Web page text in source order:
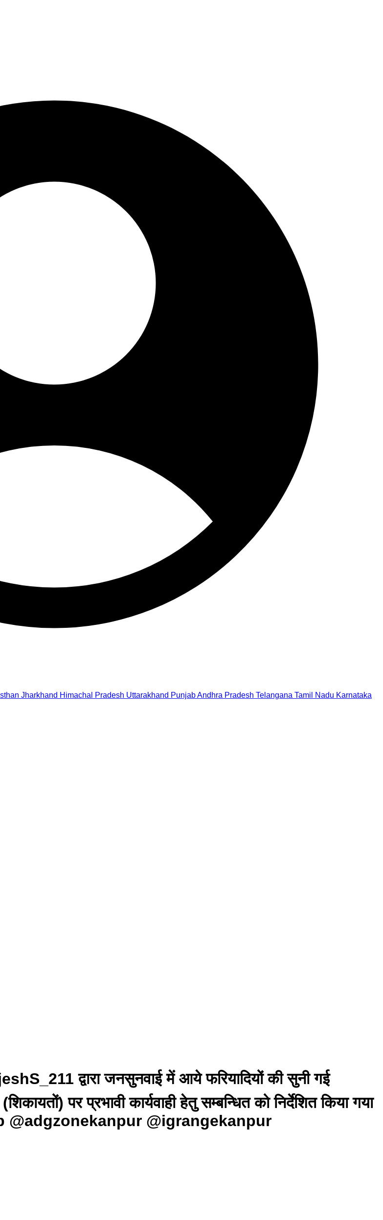
Jharkhand Himachal Pradesh Uttarakhand PunjabAndhra Pradesh Telangana Tamil Nadu Karnataka
द्वारा जनसुनवाई में आये फरियादियों की सुनी गई
पर प्रभावी कार्यवाही हेतु सम्बन्धित को निर्देशित किया गया
@adgzonekanpur @igrangekanpur